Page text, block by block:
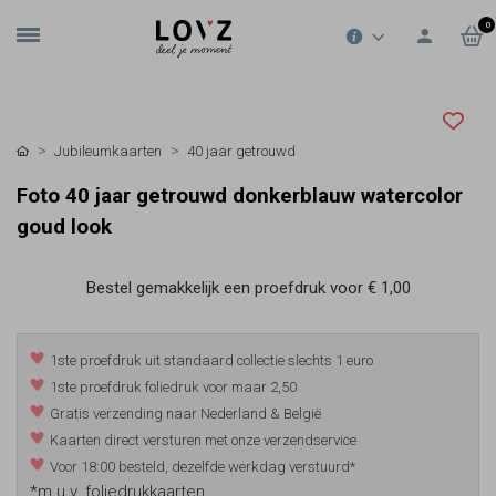
0
Jubileumkaarten 40 jaar getrouwd
Foto 40 jaar getrouwd donkerblauw watercolor
goud look
Bestel gemakkelijk een proefdruk voor € 1,00
1ste proefdruk uit standaard collectie slechts 1 euro
1ste proefdruk foliedruk voor maar 2,50
Gratis verzending naar Nederland & België
Kaarten direct versturen met onze verzendservice
Voor 18:00 besteld, dezelfde werkdag verstuurd*
*m.u.v. foliedrukkaarten